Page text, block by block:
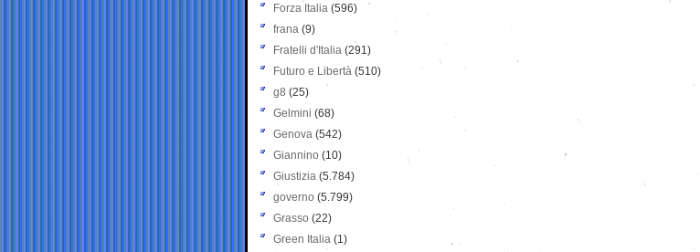
Forza Italia (596)
frana (9)
Fratelli d'Italia (291)
Futuro e Libertà (510)
g8 (25)
Gelmini (68)
Genova (542)
Giannino (10)
Giustizia (5.784)
governo (5.799)
Grasso (22)
Green Italia (1)